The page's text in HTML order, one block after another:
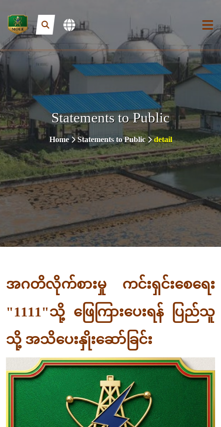
Statements to Public
Home Statements to Public detail
အဂတိလိုက်စားမှု ကင်းရှင်းစေရေး
"1111"သို့ ဖြေကြားပေးရန် ပြည်သူ
သို့ အသိပေးနှိုးဆော်ခြင်း